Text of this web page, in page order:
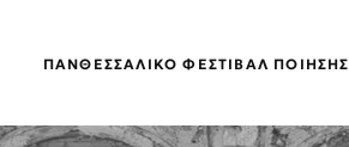
ΠΑΝΘΕΣΣΑΛΙΚΌ ΦΕΣΤΙΒΆΛ ΠΟΊΗΣΗΣ